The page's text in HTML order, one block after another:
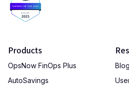
Products
OpsNow FinOps Plus
AutoSavings